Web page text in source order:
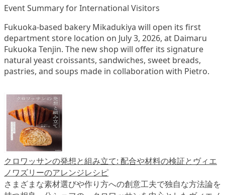
Event Summary for International Visitors
Fukuoka-based bakery Mikadukiya will open its first
department store location on July 3, 2026, at Daimaru
Fukuoka Tenjin. The new shop will offer its signature
natural yeast croissants, sandwiches, sweet breads,
pastries, and soups made in collaboration with Pietro.
クロワッサンの発想と組み立て: 配合や材料の検証とヴィエ
ノワズリーのアレンジレシピ
さまざまな素材選びや作り方への創意工夫で独自な方法論を